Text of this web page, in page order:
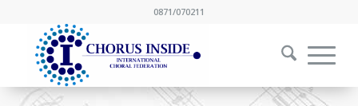
0871/070211